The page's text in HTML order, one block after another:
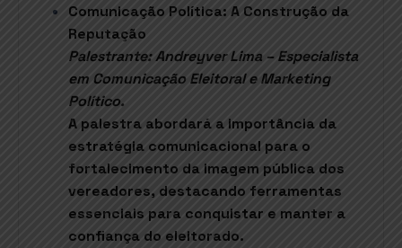
Comunicação Política: A Construção da
Reputação
Palestrante: Andreyver Lima – Especialista
em Comunicação Eleitoral e Marketing
Político.
A palestra abordará a importância da
estratégia comunicacional para o
fortalecimento da imagem pública dos
vereadores, destacando ferramentas
essenciais para conquistar e manter a
confiança do eleitorado.